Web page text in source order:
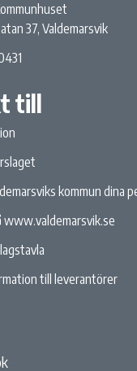
37, Valdemarsvik
till
kommun dina
till leverantörer